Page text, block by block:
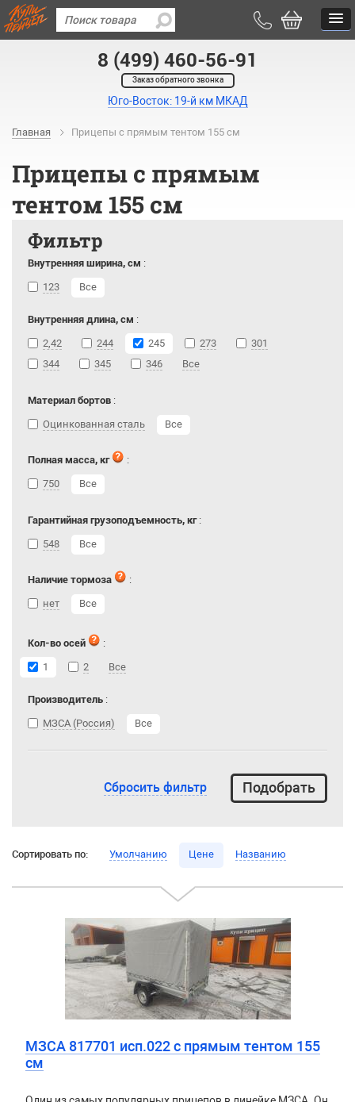
8 (499) 460-56-91
Заказ обратного звонка
Юго-Восток: 19-й км МКАД
Главная Прицепы с прямым тентом 155 см
Прицепы с прямым
тентом 155 см
Фильтр
Внутренняя ширина, см :
123
Все
Внутренняя длина, см :
2,42
244 245 273
301
344
345 346 Все
Материал бортов :
Оцинкованная сталь
Все
Полная масса, кг
:
750
Все
Гарантийная грузоподъемность, кг:
548
Все
Наличие тормоза
:
нет
Все
Кол-во осей
:
1
2 Все
Производитель :
МЗСА (Россия)
Все
Сбросить фильтр
Сортировать по: Умолчанию Цене Названию
МЗСА 817701 исп.022 с прямым тентом 155
см